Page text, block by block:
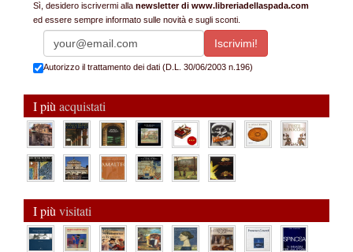
Sì, desidero iscrivermi alla newsletter di www.libreriadellaspada.com
ed essere sempre informato sulle novità e sugli sconti.
Autorizzo il trattamento dei dati (D.L. 30/06/2003 n.196)
I più acquistati
I più visitati